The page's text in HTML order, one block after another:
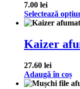
7.00 lei
Selectează
Kaizer
27.60 lei
Adaugă în coș